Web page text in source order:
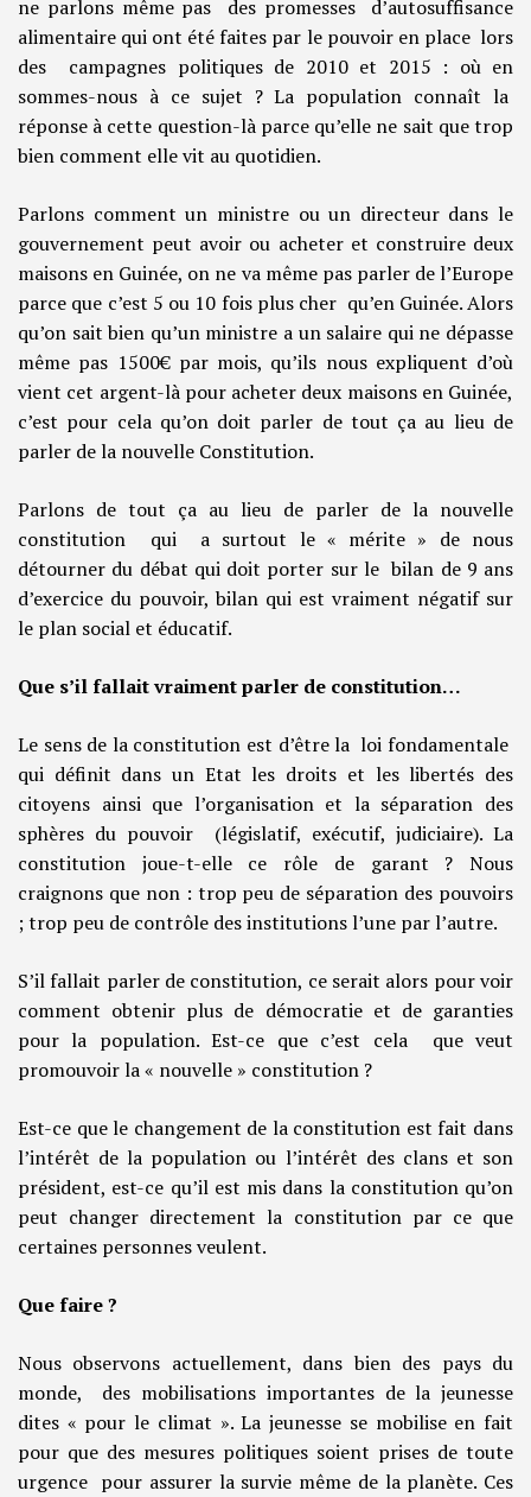
ne parlons même pas des promesses d’autosuffisance
alimentaire qui ont été faites par le pouvoir en place lors
des campagnes politiques de 2010 et 2015 : où en
sommes-nous à ce sujet ? La population connaît la
réponse à cette question-là parce qu’elle ne sait que trop
bien comment elle vit au quotidien.
Parlons comment un ministre ou un directeur dans le
gouvernement peut avoir ou acheter et construire deux
maisons en Guinée, on ne va même pas parler de l’Europe
parce que c’est 5 ou 10 fois plus cher qu’en Guinée. Alors
qu’on sait bien qu’un ministre a un salaire qui ne dépasse
même pas 1500€ par mois, qu’ils nous expliquent d’où
vient cet argent-là pour acheter deux maisons en Guinée,
c’est pour cela qu’on doit parler de tout ça au lieu de
parler de la nouvelle Constitution.
Parlons de tout ça au lieu de parler de la nouvelle
constitution qui a surtout le « mérite » de nous
détourner du débat qui doit porter sur le bilan de 9 ans
d’exercice du pouvoir, bilan qui est vraiment négatif sur
le plan social et éducatif.
Que s’il fallait vraiment parler de constitution…
Le sens de la constitution est d’être la loi fondamentale
qui définit dans un Etat les droits et les libertés des
citoyens ainsi que l’organisation et la séparation des
sphères du pouvoir (législatif, exécutif, judiciaire). La
constitution joue-t-elle ce rôle de garant ? Nous
craignons que non : trop peu de séparation des pouvoirs
; trop peu de contrôle des institutions l’une par l’autre.
S’il fallait parler de constitution, ce serait alors pour voir
comment obtenir plus de démocratie et de garanties
pour la population. Est-ce que c’est cela que veut
promouvoir la « nouvelle » constitution ?
Est-ce que le changement de la constitution est fait dans
l’intérêt de la population ou l’intérêt des clans et son
président, est-ce qu’il est mis dans la constitution qu’on
peut changer directement la constitution par ce que
certaines personnes veulent.
Que faire ?
Nous observons actuellement, dans bien des pays du
monde, des mobilisations importantes de la jeunesse
dites « pour le climat ». La jeunesse se mobilise en fait
pour que des mesures politiques soient prises de toute
urgence pour assurer la survie même de la planète. Ces